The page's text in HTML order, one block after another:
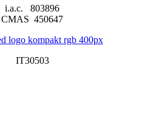
i.a.c. 803896
CMAS 450647
IT30503